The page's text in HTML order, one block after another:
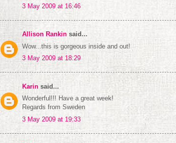
3 May 2009 at 16:46
Allison Rankin said...
Wow...this is gorgeous inside and out!
3 May 2009 at 18:29
Karin said...
Wonderful!!! Have a great week!
Regards from Sweden
3 May 2009 at 19:33